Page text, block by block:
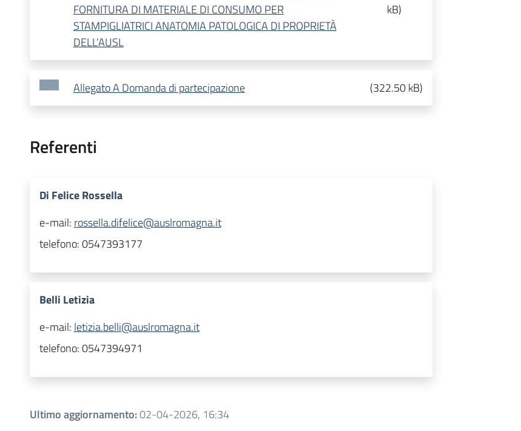
FORNITURA DI MATERIALE DI CONSUMO PER
STAMPIGLIATRICI ANATOMIA PATOLOGICA DI PROPRIETÀ
DELL’AUSL
kB)
Allegato A Domanda di partecipazione (322.50 kB)
Referenti
Di Felice Rossella
e-mail: rossella.difelice@auslromagna.it
telefono:0547393177
Belli Letizia
e-mail: letizia.belli@auslromagna.it
telefono:0547394971
Ultimo aggiornamento:02-04-2026, 16:34